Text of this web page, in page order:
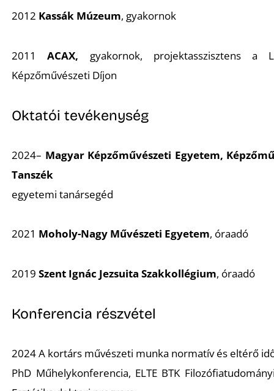
2012 Kassák Múzeum, gyakornok
2011ACAX, gyakornok, projektasszisztens a
Képzőművészeti Díjon
Oktatói tevékenység
2024– Magyar Képzőművészeti Egyetem,
Tanszék
egyetemi tanársegéd
2021 Moholy-Nagy Művészeti Egyetem, óraadó
2019Szent Ignác Jezsuita Szakkollégium, óraadó
Konferencia részvétel
2024 A kortárs művészeti munka normatív és eltérő
PhD Műhelykonferencia, ELTE BTK